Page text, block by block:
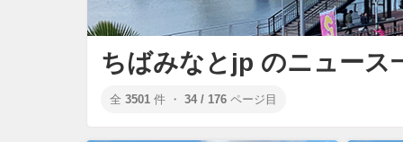
ちばみなとjp のニュース
全 3501 件 ・ 34 / 176 ページ目